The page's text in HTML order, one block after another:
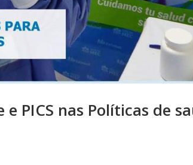
PICS nas Políticas de